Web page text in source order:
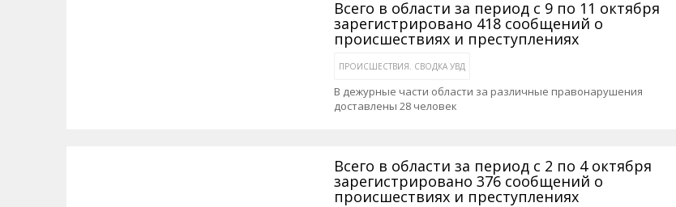
Всего в области за период с 9 по 11 октября
зарегистрировано 418 сообщений о
происшествиях и преступлениях
ПРОИСШЕСТВИЯ. СВОДКА УВД
В дежурные части области за различные правонарушения
доставлены 28 человек
Всего в области за период с 2 по 4 октября
зарегистрировано 376 сообщений о
происшествиях и преступлениях